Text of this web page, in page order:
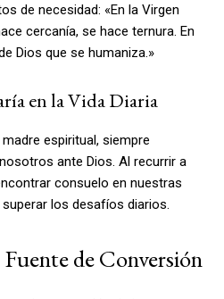
de necesidad: «En la Virgen
cercanía, se hace ternura. En
Dios que se humaniza.»
en la Vida Diaria
espiritual, siempre
ante Dios. Al recurrir a
consuelo en nuestras
los desafíos diarios.
de Conversión